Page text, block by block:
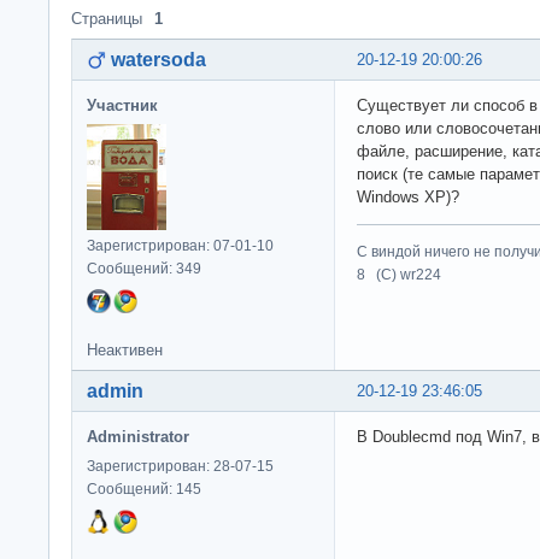
Страницы 1
20-12-19 20:00:26
watersoda
Участник
Зарегистрирован: 07-01-10
Сообщений: 349
Существует ли способ
слово или
файле, расширение,
поиск (те самые
Windows XP)?
С виндой ничего не
8 (C) wr224
Неактивен
20-12-19 23:46:05
admin
Administrator
Зарегистрирован: 28-07-15
Сообщений: 145
В Doublecmd под Win7,